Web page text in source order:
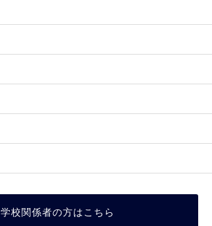
学校関係者の方はこちら